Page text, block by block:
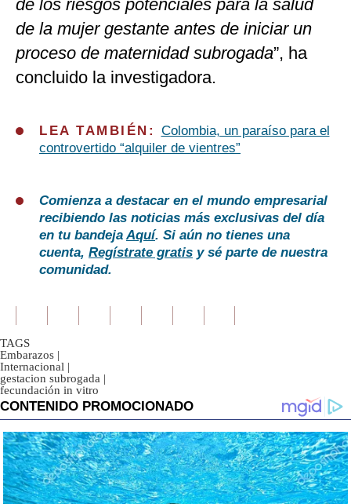
de los riesgos potenciales para la salud
de la mujer gestante antes de iniciar un
proceso de maternidad subrogada”, ha
concluido la investigadora.
LEA TAMBIÉN: Colombia, un paraíso para el
controvertido “alquiler de vientres”
Comienza a destacar en el mundo empresarial
recibiendo las noticias más exclusivas del día
en tu bandejaAquí. Si aún no tienes una
cuenta, Regístrate gratis y sé parte de nuestra
comunidad.
TAGS
Embarazos |
Internacional |
gestacion subrogada |
fecundación in vitro